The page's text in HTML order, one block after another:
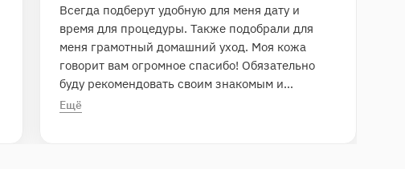
Всегда подберут удобную для меня дату и
время для процедуры. Также подобрали для
меня грамотный домашний уход. Моя кожа
говорит вам огромное спасибо! Обязательно
буду рекомендовать своим знакомым и
друзьям!
Ещё